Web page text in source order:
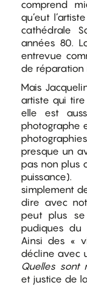
comprend
qu’eut
cathédrale
années 80.
entrevue
de réparation
Mais
artiste qui
elle est
photographe
presque un
pas non plus
simplement
dire avec
peut plus se
pudiques du
Ainsi des «
décline avec
Quelles sont
et justice de